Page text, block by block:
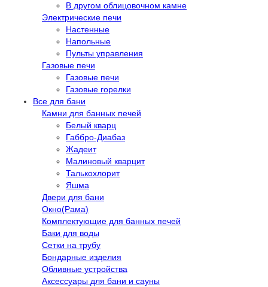
В другом облицовочном камне
Электрические печи
Настенные
Напольные
Пульты управления
Газовые печи
Газовые печи
Газовые горелки
Все для бани
Камни для банных печей
Белый кварц
Габбро-Диабаз
Жадеит
Малиновый кварцит
Талькохлорит
Яшма
Двери для бани
Окно(Рама)
Комплектующие для банных печей
Баки для воды
Сетки на трубу
Бондарные изделия
Обливные устройства
Аксессуары для бани и сауны